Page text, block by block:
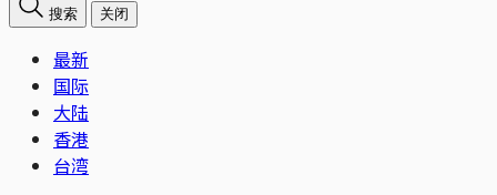
搜索 关闭
最新
国际
大陆
香港
台湾